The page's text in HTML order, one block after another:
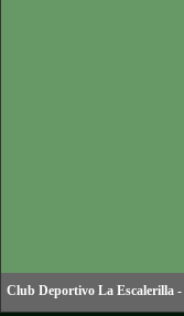
Club Deportivo La Escalerilla -